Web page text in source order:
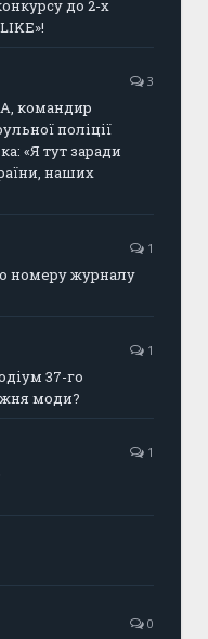
до 2-х
3
командир
поліції
«Я тут заради
наших
1
номеру журналу
1
37-го
моди?
1
0